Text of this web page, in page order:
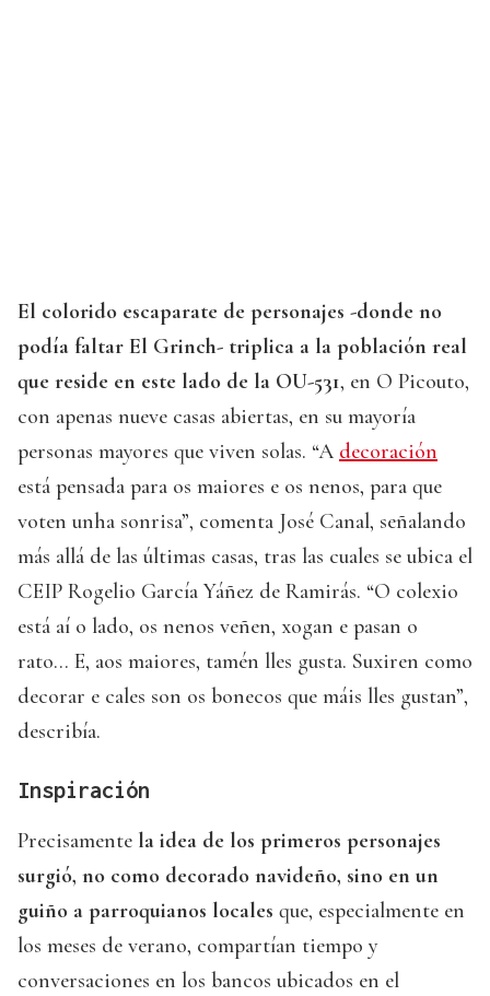
El colorido escaparate de personajes -donde no
podía faltar El Grinch- triplica a la población real
que reside en este lado de la OU-531, en O Picouto,
con apenas nueve casas abiertas, en su mayoría
personas mayores que viven solas. “A decoración
está pensada para os maiores e os nenos, para que
voten unha sonrisa”, comenta José Canal, señalando
más allá de las últimas casas, tras las cuales se ubica el
CEIP Rogelio García Yáñez de Ramirás. “O colexio
está aí o lado, os nenos veñen, xogan e pasan o
rato… E, aos maiores, tamén lles gusta. Suxiren como
decorar e cales son os bonecos que máis lles gustan”,
describía.
Inspiración
Precisamente la idea de los primeros personajes
surgió, no como decorado navideño, sino en un
guiño a parroquianos locales que, especialmente en
los meses de verano, compartían tiempo y
conversaciones en los bancos ubicados en el